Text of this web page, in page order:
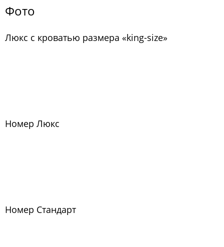
Фото
Люкс с кроватью размера «king-size»
Номер Люкс
Номер Стандарт